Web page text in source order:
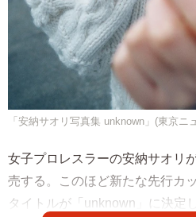
「安納サオリ写真集 unknown」​(東京ニ
女子プロレスラーの安納サオリ
売する。このほど新たな先行カ
タイトルが「unknown」に決定